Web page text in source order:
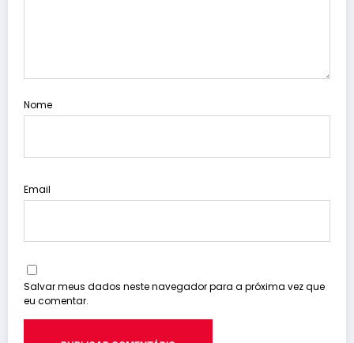
Nome
Email
Salvar meus dados neste navegador para a próxima vez que
eu comentar.